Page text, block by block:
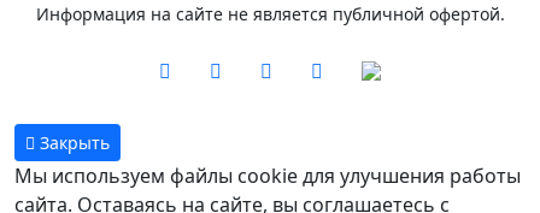
Информация на сайте не является публичной офертой.
Закрыть
Мы используем файлы cookie для улучшения работы
сайта. Оставаясь на сайте, вы соглашаетесь с